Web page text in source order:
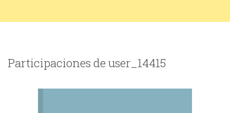
Participaciones de user_14415